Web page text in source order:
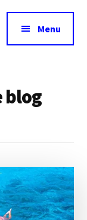
Menu
blog